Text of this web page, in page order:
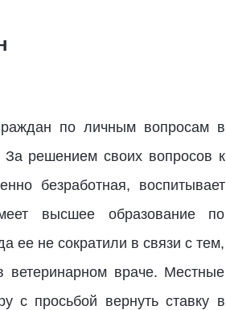
по личным вопросам в
решением своих вопросов к
безработная, воспитывает
высшее образование по
ее не сократили в связи с тем,
враче. Местные
с просьбой вернуть ставку в